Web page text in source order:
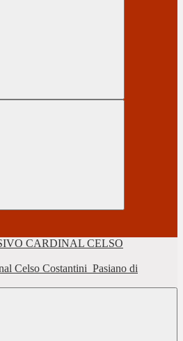
Celso Costantini Pasiano di